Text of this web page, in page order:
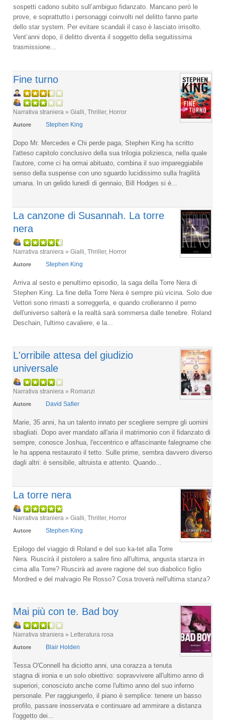
sospetti cadono subito sull’ambiguo fidanzato. Mancano però le
prove, e soprattutto i personaggi coinvolti nel delitto fanno parte
dello star system. Per evitare scandali il caso è lasciato irrisolto.
Vent’anni dopo, il delitto diventa il soggetto della seguitissima
trasmissione...
Fine turno
Narrativa straniera » Gialli, Thriller, Horror
Autore Stephen King
Dopo Mr. Mercedes e Chi perde paga, Stephen King ha scritto
l'atteso capitolo conclusivo della sua trilogia poliziesca, nella quale
l'autore, come ci ha ormai abituato, combina il suo impareggiabile
senso della suspense con uno sguardo lucidissimo sulla fragilità
umana. In un gelido lunedì di gennaio, Bill Hodges si è...
La canzone di Susannah. La torre
nera
Narrativa straniera » Gialli, Thriller, Horror
Autore Stephen King
Arriva al sesto e penultimo episodio, la saga della Torre Nera di
Stephen King. La fine della Torre Nera è sempre più vicina. Solo due
Vettori sono rimasti a sorreggerla, e quando crolleranno il perno
dell'universo salterà e la realtà sarà sommersa dalle tenebre. Roland
Deschain, l'ultimo cavaliere, e la...
L'orribile attesa del giudizio
universale
Narrativa straniera » Romanzi
Autore David Safier
Marie, 35 anni, ha un talento innato per scegliere sempre gli uomini
sbagliati. Dopo aver mandato all'aria il matrimonio con il fidanzato di
sempre, conosce Joshua, l'eccentrico e affascinante falegname che
le ha appena restaurato il tetto. Sulle prime, sembra davvero diverso
dagli altri: è sensibile, altruista e attento. Quando...
La torre nera
Narrativa straniera » Gialli, Thriller, Horror
Autore Stephen King
Epilogo del viaggio di Roland e del suo ka-tet alla Torre
Nera. Riuscirà il pistolero a salire fino all'ultima, angusta stanza in
cima alla Torre? Riuscirà ad avere ragione del suo diabolico figlio
Mordred e del malvagio Re Rosso? Cosa troverà nell'ultima stanza?
Mai più con te. Bad boy
Narrativa straniera » Letteratura rosa
Autore Blair Holden
Tessa O'Connell ha diciotto anni, una corazza a tenuta
stagna di ironia e un solo obiettivo: sopravvivere all'ultimo anno di
superiori, conosciuto anche come l'ultimo anno del suo inferno
personale. Per raggiungerlo, il piano è semplice: tenere un basso
profilo, passare inosservata e continuare ad ammirare a distanza
l'oggetto dei...